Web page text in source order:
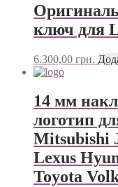
ключ для
6.300,00 грн.
14 мм
логотип
Mitsubishi
Lexus
Toyota